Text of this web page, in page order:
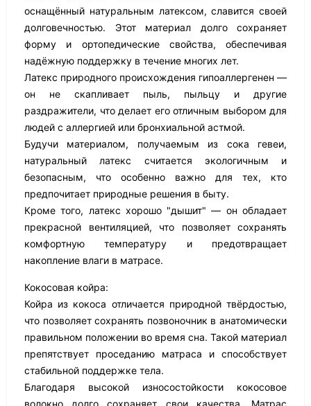
оснащённый натуральным латексом, славится своей
долговечностью. Этот материал долго сохраняет
форму и ортопедические свойства, обеспечивая
надёжную поддержку в течение многих лет.
Латекс природного происхождения гипоаллергенен —
он не скапливает пыль, пыльцу и другие
раздражители, что делает его отличным выбором для
людей с аллергией или бронхиальной астмой.
Будучи материалом, получаемым из сока гевеи,
натуральный латекс считается экологичным и
безопасным, что особенно важно для тех, кто
предпочитает природные решения в быту.
Кроме того, латекс хорошо "дышит" — он обладает
прекрасной вентиляцией, что позволяет сохранять
комфортную температуру и предотвращает
накопление влаги в матрасе.
Кокосовая койра:
Койра из кокоса отличается природной твёрдостью,
что позволяет сохранять позвоночник в анатомически
правильном положении во время сна. Такой материал
препятствует проседанию матраса и способствует
стабильной поддержке тела.
Благодаря высокой износостойкости кокосовое
волокно долго сохраняет свои качества. Матрас